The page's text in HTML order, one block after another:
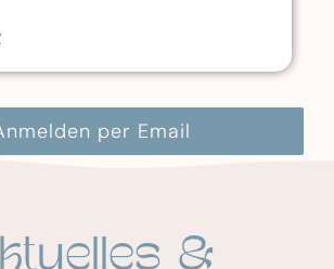
per Email
&